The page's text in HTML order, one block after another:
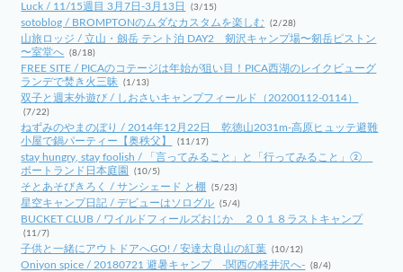
Luck / 11/15週目 3月7日-3月13日 (3/15)
sotoblog / BROMPTONのムダなカスタムを楽しむ (2/28)
山旅ロッジ / 立山・劔岳 テント泊 DAY2 剱沢キャンプ場〜剱岳ピストン
〜室堂へ (8/18)
FREE SITE / PICAのコテージは年始が狙い目！PICA西湖のレイクビューグ
ランデで焚き火三昧
(1/13)
双子と週末外遊び / しおさいキャンプフィールド（20200112-0114）
(7/22)
ねずみのやまのぼり / 2014年12月22日 乾徳山2031m-高原ヒュッテ避難
小屋で鍋パーティー【奥秩父】
(11/17)
stay hungry, stay foolish / 「言ってみること」と「行ってみること」②
ポートランド日本庭園
(10/5)
そとあそびきろく / サンシェード と棚 (5/23)
星空キャンプ日記 / デビューはソログル (5/4)
BUCKET CLUB / ワイルドフィールズおじか ２０１８ラストキャンプ
(11/7)
子供と一緒にアウトドアへGO! / 安達太良山の紅葉 (10/12)
Oniyon spice / 20180721 避暑キャンプ -関西の軽井沢へ- (8/4)